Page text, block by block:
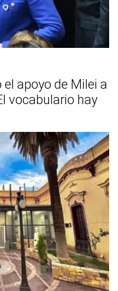
apoyo de Milei a
vocabulario hay